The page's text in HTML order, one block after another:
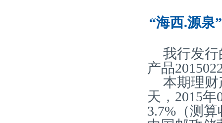
“海西.源泉
我行发行
产品
本期理财
天，2015
3.7%（测